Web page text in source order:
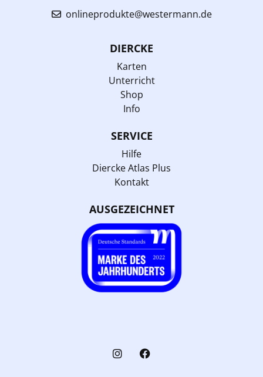
onlineprodukte@westermann.de
DIERCKE
Karten
Unterricht
Shop
Info
SERVICE
Hilfe
Diercke Atlas Plus
Kontakt
AUSGEZEICHNET